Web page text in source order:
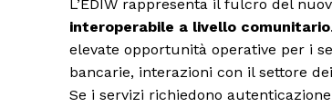
L’EDIW rappresenta il fulcro del
interoperabile a livello comunitario
elevate opportunità operative per i
bancarie, interazioni con il settore
Se i servizi richiedono